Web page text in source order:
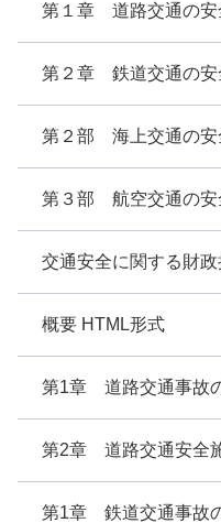
第１章 道路交通の安
第２章 鉄道交通の安
第２部 海上交通の安
第３部 航空交通の安
交通安全に関する財政
概要 HTML形式
第1章 道路交通事故
第2章 道路交通安全
第1章 鉄道交通事故